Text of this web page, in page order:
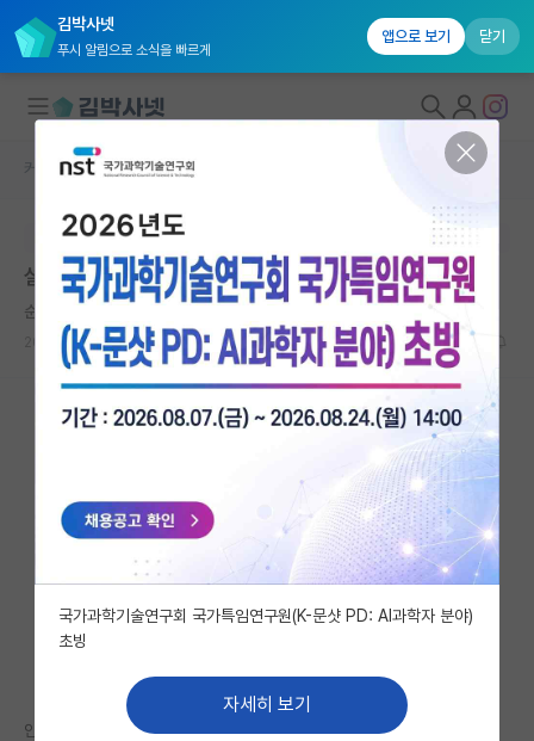
김박사넷
푸시 알림으로 소식을 빠르게
앱으로 보기 닫기
연구실&오픈랩
커뮤니티
커뮤니티 홈
IF 명예의전당
자유 게시판(아무개랩)
미국 유학 게시판
미국 대학원 합격 후기 게시판
대학원생 모집 게시판
커뮤니티 홈 자유 게시판(아무개랩)
본문이 수정되지 않는 박제글입니다.
설카 항공우주
순수한 플라톤
2026.06.03 13 1609
안녕하세요.
국가과학기술연구회 국가특임연구원(K-문샷 PD: AI과학자 분야)
초빙
자세히 보기